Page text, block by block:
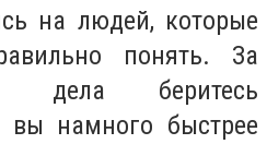
на людей, которые
понять. За
дела беритесь
вы намного быстрее